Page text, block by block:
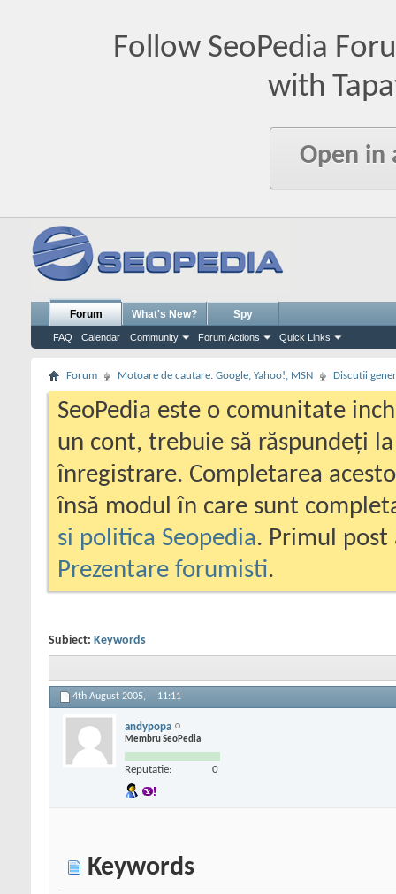
Follow SeoPedia
with
Open in
Forum
FAQ Calendar Community Forum Actions Quick Links
What's New? Spy
Forum Motoare de cautare. Google, Yahoo!, MSN Discutii
SeoPedia este o comunitate
un cont, trebuie să răspundeți
înregistrare. Completarea
însă modul în care sunt
si politica Seopedia. Primul
Prezentare forumisti.
Subiect: Keywords
4th August 2005, 11:11
andypopa
Membru SeoPedia
Reputatie: 0
Keywords